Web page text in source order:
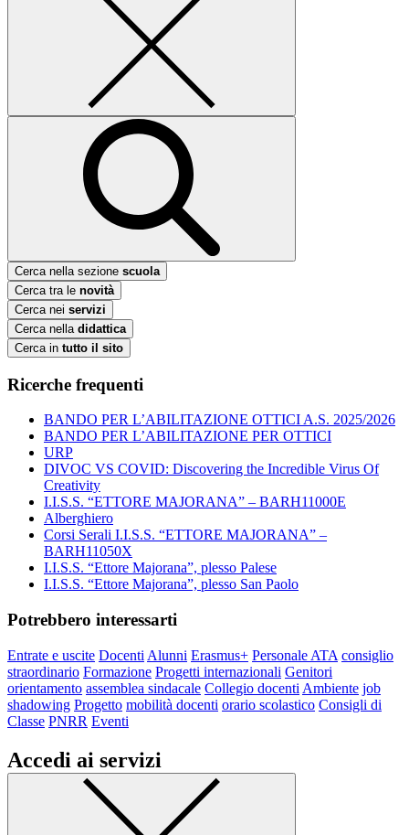
Cerca nella sezione scuola
Cerca tra le novità
Cerca nei servizi
Cerca nella didattica
Cerca in tutto il sito
Ricerche frequenti
BANDO PER L’ABILITAZIONE OTTICI A.S. 2025/2026
BANDO PER L’ABILITAZIONE PER OTTICI
URP
DIVOC VS COVID: Discovering the Incredible Virus Of
Creativity
I.I.S.S. “ETTORE MAJORANA” – BARH11000E
Alberghiero
Corsi Serali I.I.S.S. “ETTORE MAJORANA” –
BARH11050X
I.I.S.S. “Ettore Majorana”, plesso Palese
I.I.S.S. “Ettore Majorana”, plesso San Paolo
Potrebbero interessarti
Entrate e uscite Docenti Alunni Erasmus+ Personale ATA consiglio
straordinario Formazione Progetti internazionali Genitori
orientamento assemblea sindacale Collegio docenti Ambiente job
shadowing Progetto mobilità docenti orario scolastico Consigli di
Classe PNRR Eventi
Accedi ai servizi